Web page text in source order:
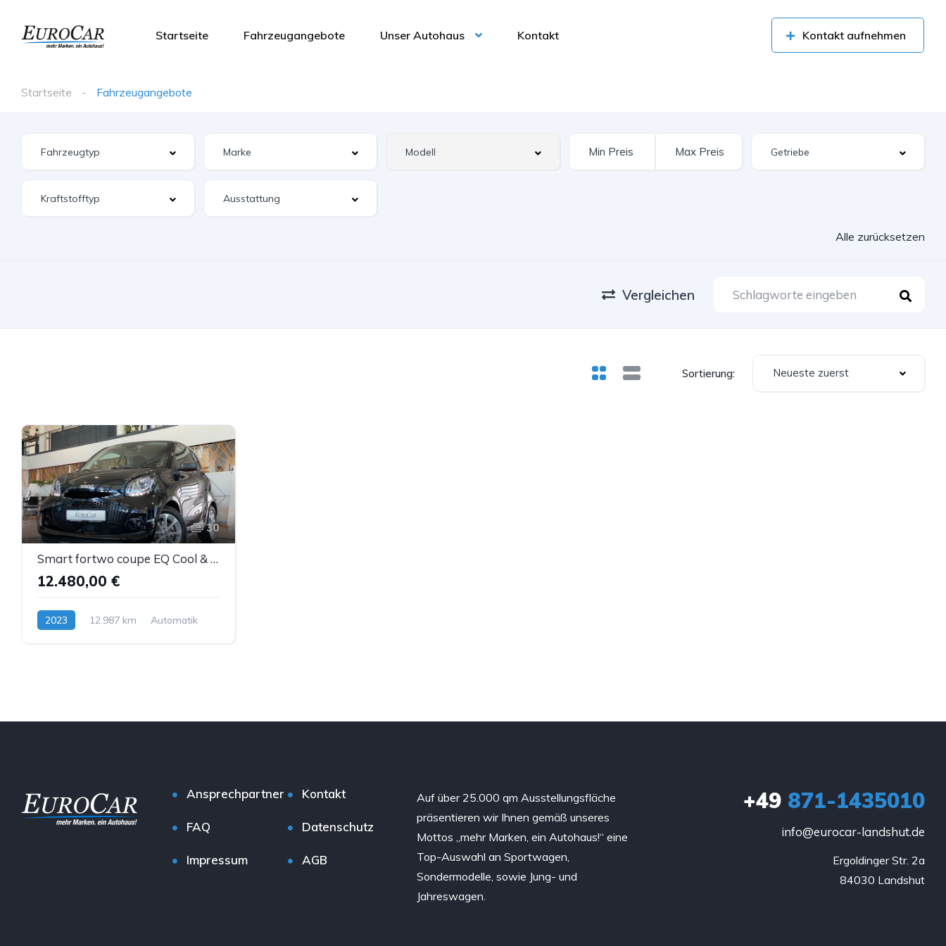
Startseite Fahrzeugangebote Unser Autohaus Kontakt Kontakt aufnehmen
Startseite Fahrzeugangebote
Alle zurücksetzen
Vergleichen
Sortierung: Neueste zuerst
30
Smart fortwo coupe EQ Cool & Audio Tempomat DAB
12.480,00 €
2023 12.987 km
Automatik
Ansprechpartner Kontakt
FAQ Datenschutz
Impressum AGB
Auf über 25.000 qm Ausstellungsfläche
präsentieren wir Ihnen gemäß unseres
Mottos „mehr Marken, ein Autohaus!“ eine
Top-Auswahl an Sportwagen,
Sondermodelle, sowie Jung- und
Jahreswagen.
+49871-1435010
info@eurocar-landshut.de
Ergoldinger Str. 2a
84030 Landshut